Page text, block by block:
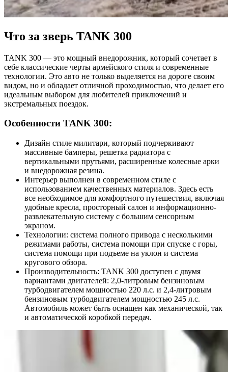
Что за зверь TANK 300
TANK 300 — это мощный внедорожник, который сочетает в
себе классические черты армейского стиля и современные
технологии. Это авто не только выделяется на дороге своим
видом, но и обладает отличной проходимостью, что делает его
идеальным выбором для любителей приключений и
экстремальных поездок.
Особенности TANK 300:
Дизайн стиле милитари, который подчеркивают
массивные бамперы, решетка радиатора с
вертикальными прутьями, расширенные колесные арки
и внедорожная резина.
Интерьер выполнен в современном стиле с
использованием качественных материалов. Здесь есть
все необходимое для комфортного путешествия, включая
удобные кресла, просторный салон и информационно-
развлекательную систему с большим сенсорным
экраном.
Технологии: система полного привода с несколькими
режимами работы, система помощи при спуске с горы,
система помощи при подъеме на уклон и система
кругового обзора.
Производительность: TANK 300 доступен с двумя
вариантами двигателей: 2,0-литровым бензиновым
турбодвигателем мощностью 220 л.с. и 2,4-литровым
бензиновым турбодвигателем мощностью 245 л.с.
Автомобиль может быть оснащен как механической, так
и автоматической коробкой передач.